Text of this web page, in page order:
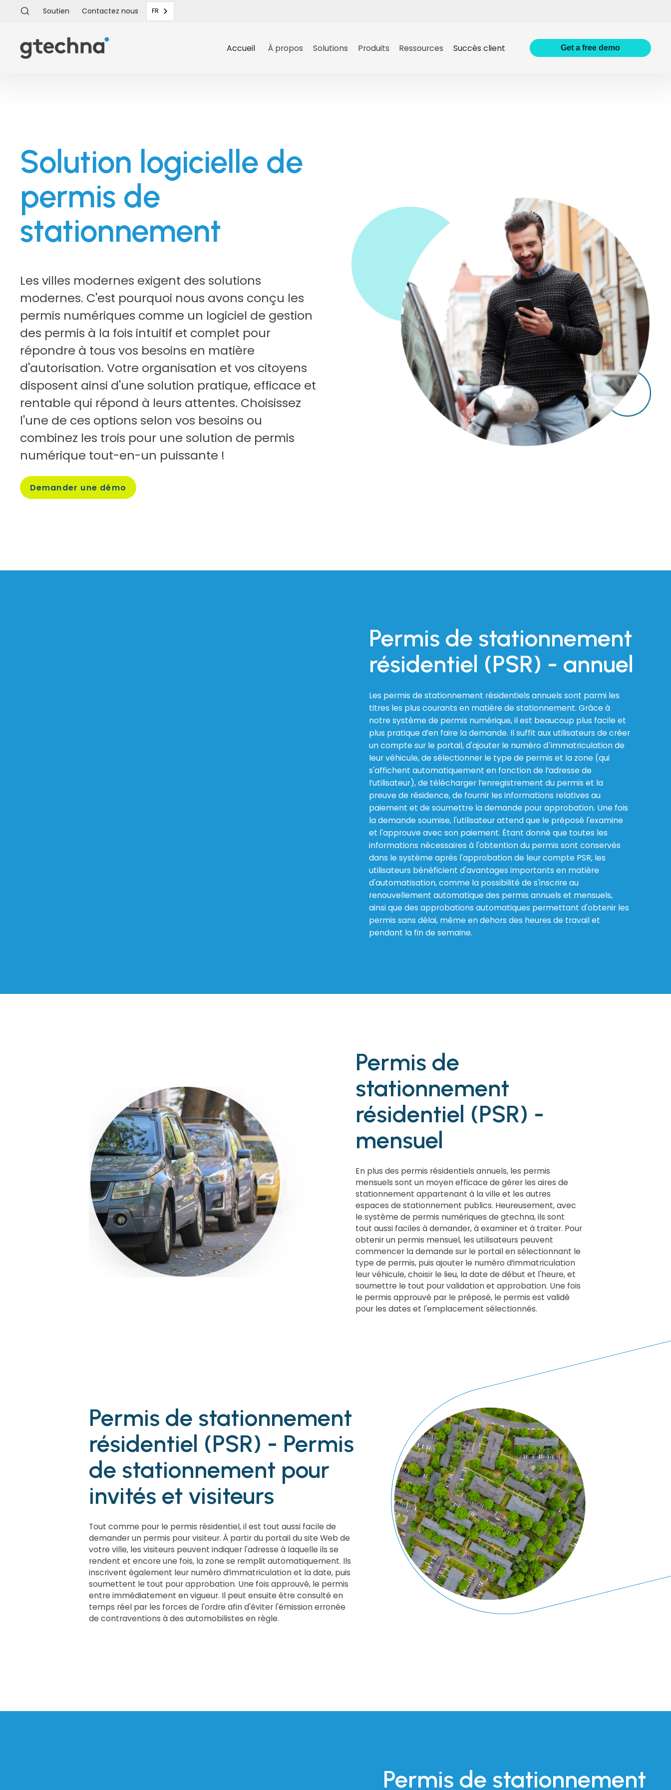
Soutien Contacteznous FR
Accueil À propos Solutions Produits Ressources Succès client Get a free demo
Solution logicielle de
permis de
stationnement
Les villes modernes exigent des solutions
modernes. C'est pourquoi nous avons conçu les
permis numériques comme un logiciel de gestion
des permis à la fois intuitif et complet pour
répondre à tous vos besoins en matière
d'autorisation. Votre organisation et vos citoyens
disposent ainsi d'une solution pratique, efficace et
rentable qui répond à leurs attentes. Choisissez
l'une de ces options selon vos besoins ou
combinez les trois pour une solution de permis
numérique tout-en-un puissante !
Demander une démo
Permis de stationnement
résidentiel (PSR) - annuel
Les permis de stationnement résidentiels annuels sont parmi les
titres les plus courants en matière de stationnement. Grâce à
notre système de permis numérique, il est beaucoup plus facile et
plus pratique d’en faire la demande. Il suffit aux utilisateurs de créer
un compte sur le portail, d'ajouter le numéro d`immatriculation de
leur véhicule, de sélectionner le type de permis et la zone (qui
s'affichent automatiquement en fonction de l’adresse de
l’utilisateur), de télécharger l’enregistrement du permis et la
preuve de résidence, de fournir les informations relatives au
paiement et de soumettre la demande pour approbation. Une fois
la demande soumise, l'utilisateur attend que le préposé l'examine
et l'approuve avec son paiement. Étant donné que toutes les
informations nécessaires à l'obtention du permis sont conservés
dans le système après l'approbation de leur compte PSR, les
utilisateurs bénéficient d'avantages importants en matière
d'automatisation, comme la possibilité de s'inscrire au
renouvellement automatique des permis annuels et mensuels,
ainsi que des approbations automatiques permettant d'obtenir les
permis sans délai, même en dehors des heures de travail et
pendant la fin de semaine.
Permis de
stationnement
résidentiel (PSR) -
mensuel
En plus des permis résidentiels annuels, les permis
mensuels sont un moyen efficace de gérer les aires de
stationnement appartenant à la ville et les autres
espaces de stationnement publics. Heureusement, avec
le système de permis numériques de gtechna, ils sont
tout aussi faciles à demander, à examiner et à traiter. Pour
obtenir un permis mensuel, les utilisateurs peuvent
commencer la demande sur le portail en sélectionnant le
type de permis, puis ajouter le numéro d’immatriculation
leur véhicule, choisir le lieu, la date de début et l'heure, et
soumettre le tout pour validation et approbation. Une fois
le permis approuvé par le préposé, le permis est validé
pour les dates et l'emplacement sélectionnés.
Permis de stationnement
résidentiel (PSR) - Permis
de stationnement pour
invités et visiteurs
Tout comme pour le permis résidentiel, il est tout aussi facile de
demander un permis pour visiteur. À partir du portail du site Web de
votre ville, les visiteurs peuvent indiquer l'adresse à laquelle ils se
rendent et encore une fois, la zone se remplit automatiquement. Ils
inscrivent également leur numéro d’immatriculation et la date, puis
soumettent le tout pour approbation. Une fois approuvé, le permis
entre immédiatement en vigueur. Il peut ensuite être consulté en
temps réel par les forces de l'ordre afin d'éviter l'émission erronée
de contraventions à des automobilistes en règle.
Permis de stationnement